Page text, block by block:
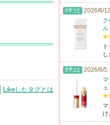
Likeしたタグとは
2026/6/
ク
ル
2026/6/5
マ
マ